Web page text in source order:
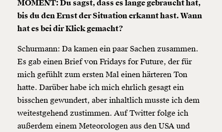
MOMENT: Du sagst, dass es lange gebraucht hat,
bis du den Ernst der Situation erkannt hast. Wann
hat es bei dir Klick gemacht?
Schurmann: Da kamen ein paar Sachen zusammen.
Es gab einen Brief von Fridays for Future, der für
mich gefühlt zum ersten Mal einen härteren Ton
hatte. Darüber habe ich mich ehrlich gesagt ein
bisschen gewundert, aber inhaltlich musste ich dem
weitestgehend zustimmen. Auf Twitter folge ich
außerdem einem Meteorologen aus den USA und